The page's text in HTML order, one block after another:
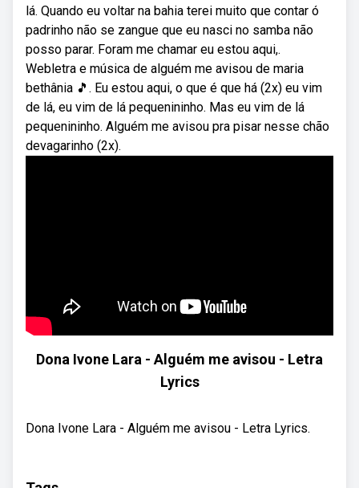
lá. Quando eu voltar na bahia terei muito que contar ó
padrinho não se zangue que eu nasci no samba não
posso parar. Foram me chamar eu estou aqui,.
Webletra e música de alguém me avisou de maria
bethânia 🎵. Eu estou aqui, o que é que há (2x) eu vim
de lá, eu vim de lá pequenininho. Mas eu vim de lá
pequenininho. Alguém me avisou pra pisar nesse chão
devagarinho (2x).
Dona Ivone Lara - Alguém me avisou - Letra
Lyrics
Dona Ivone Lara - Alguém me avisou - Letra Lyrics.